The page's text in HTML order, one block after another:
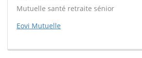
Mutuelle santé retraite sénior
Eovi Mutuelle